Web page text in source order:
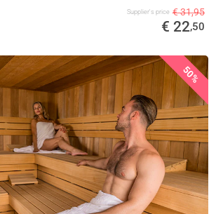
Supplier's price € 31,95
€ 22,50
50%